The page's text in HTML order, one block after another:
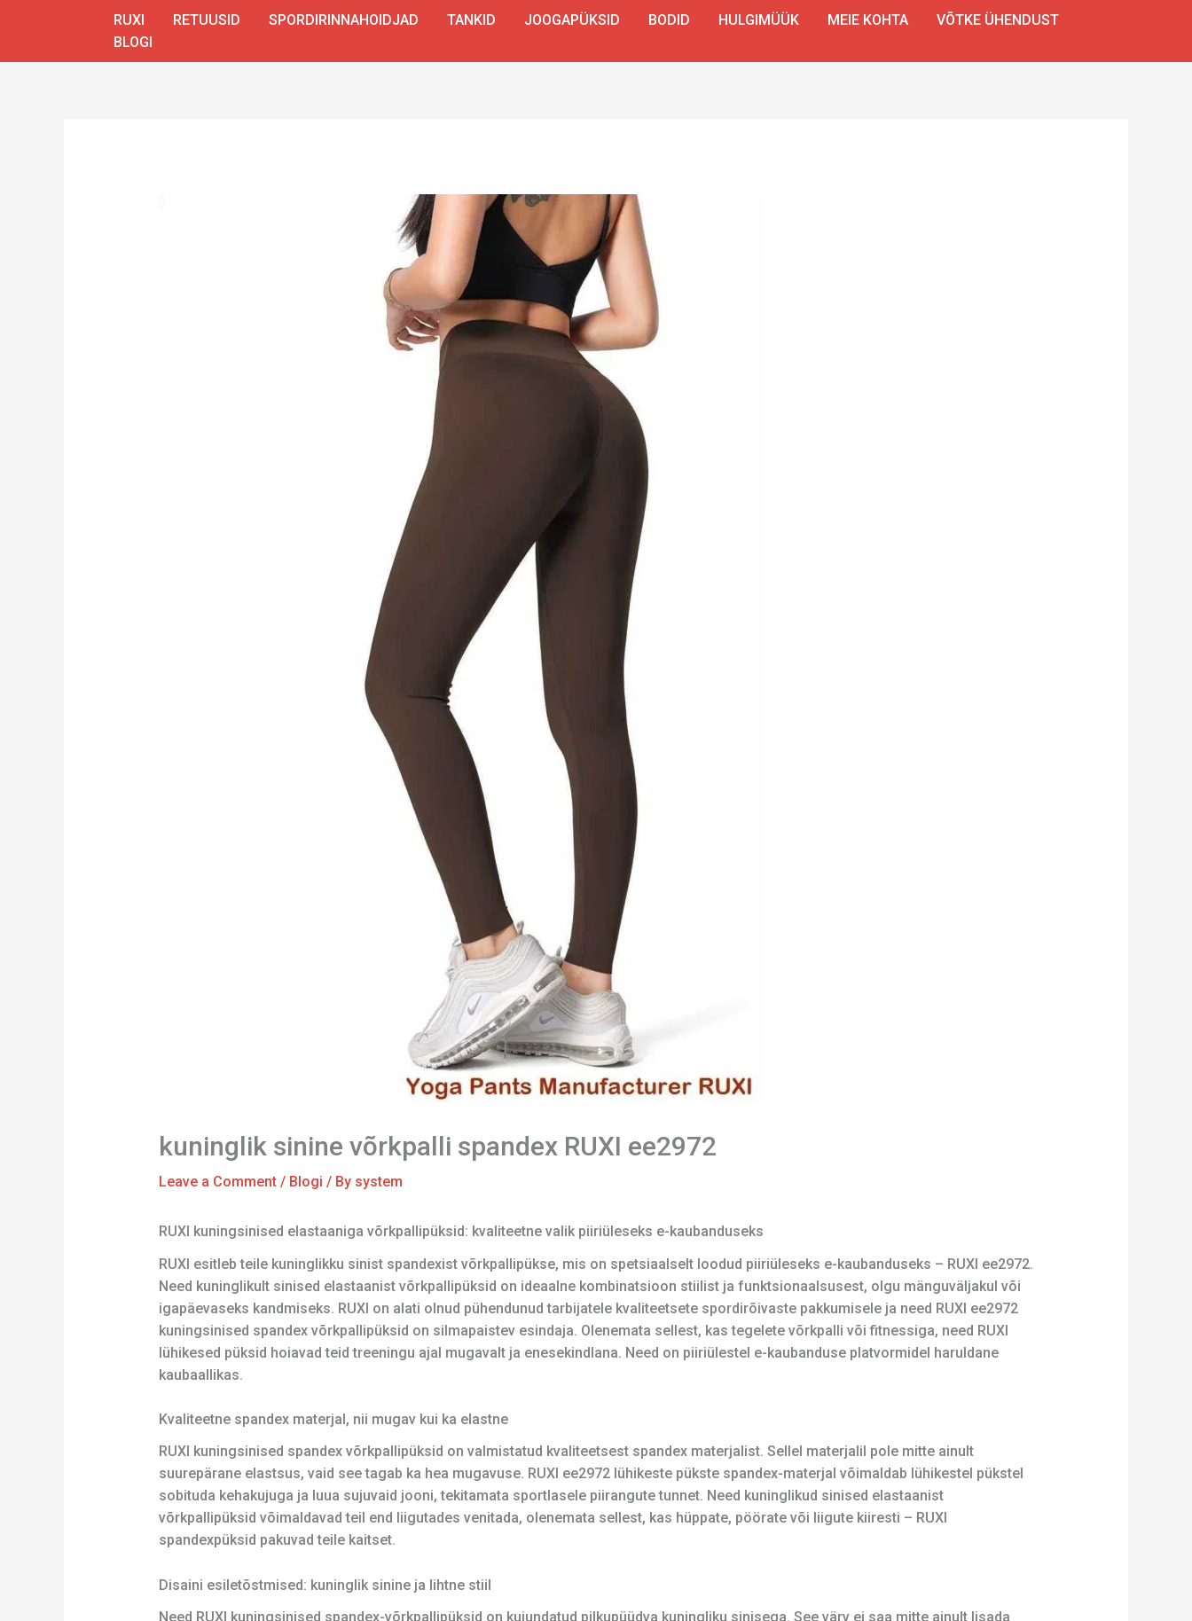
RUXI RETUUSID SPORDIRINNAHOIDJAD TANKID JOOGAPÜKSID BODID HULGIMÜÜK MEIE KOHTA
VÕTKE ÜHENDUST
BLOGI
kuninglik sinine võrkpalli spandex RUXI ee2972
Leave a Comment / Blogi / By system
RUXI kuningsinised elastaaniga võrkpallipüksid: kvaliteetne valik piiriüleseks e-kaubanduseks
RUXI esitleb teile kuninglikku sinist spandexist võrkpallipükse, mis on spetsiaalselt loodud piiriüleseks e-kaubanduseks – RUXI ee2972.
Need kuninglikult sinised elastaanist võrkpallipüksid on ideaalne kombinatsioon stiilist ja funktsionaalsusest, olgu mänguväljakul või
igapäevaseks kandmiseks. RUXI on alati olnud pühendunud tarbijatele kvaliteetsete spordirõivaste pakkumisele ja need RUXI ee2972
kuningsinised spandex võrkpallipüksid on silmapaistev esindaja. Olenemata sellest, kas tegelete võrkpalli või fitnessiga, need RUXI
lühikesed püksid hoiavad teid treeningu ajal mugavalt ja enesekindlana. Need on piiriülestel e-kaubanduse platvormidel haruldane
kaubaallikas.
Kvaliteetne spandex materjal, nii mugav kui ka elastne
RUXI kuningsinised spandex võrkpallipüksid on valmistatud kvaliteetsest spandex materjalist. Sellel materjalil pole mitte ainult
suurepärane elastsus, vaid see tagab ka hea mugavuse. RUXI ee2972 lühikeste pükste spandex-materjal võimaldab lühikestel pükstel
sobituda kehakujuga ja luua sujuvaid jooni, tekitamata sportlasele piirangute tunnet. Need kuninglikud sinised elastaanist
võrkpallipüksid võimaldavad teil end liigutades venitada, olenemata sellest, kas hüppate, pöörate või liigute kiiresti – RUXI
spandexpüksid pakuvad teile kaitset.
Disaini esiletõstmised: kuninglik sinine ja lihtne stiil
Need RUXI kuningsinised spandex-võrkpallipüksid on kujundatud pilkupüüdva kuningliku sinisega. See värv ei saa mitte ainult lisada